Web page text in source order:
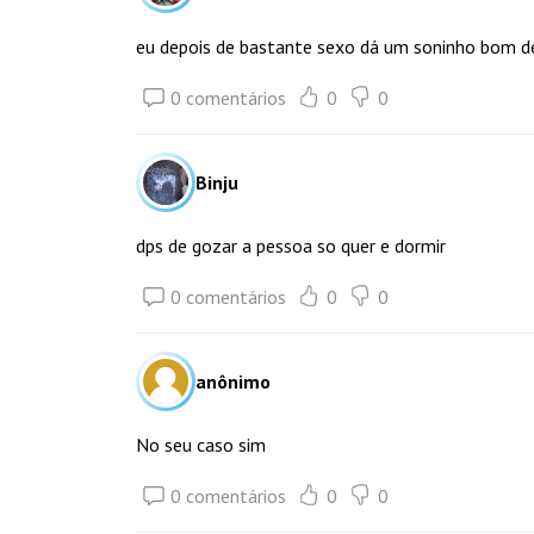
eu depois de bastante sexo dá um soninho bom
0 comentários 0 0
Binju
dps de gozar a pessoa so quer e dormir
0 comentários 0 0
anônimo
No seu caso sim
0 comentários 0 0